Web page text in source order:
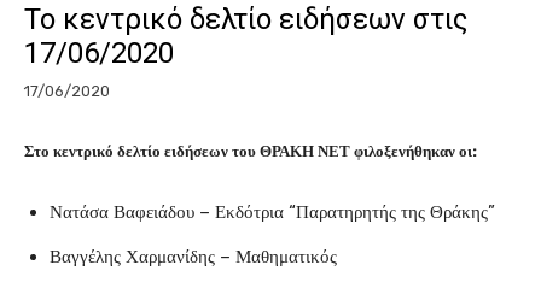
Το κεντρικό δελτίο ειδήσεων στις
17/06/2020
17/06/2020
Στο κεντρικό δελτίο ειδήσεων του ΘΡΑΚΗ ΝΕΤ φιλοξενήθηκαν οι:
Νατάσα Βαφειάδου – Εκδότρια “Παρατηρητής της Θράκης”
Βαγγέλης Χαρμανίδης – Μαθηματικός